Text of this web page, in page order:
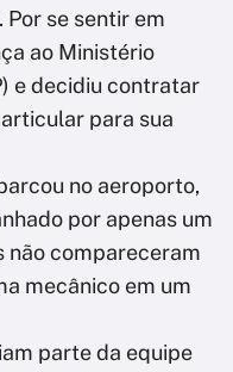
se sentir em
ao Ministério
e decidiu contratar
para sua
no aeroporto,
por apenas um
não compareceram
mecânico em um
parte da equipe